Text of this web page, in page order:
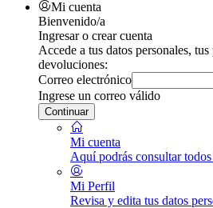
Mi cuenta
Bienvenido/a
Ingresar o crear cuenta
Accede a tus datos personales,
devoluciones:
Correo electrónico
Ingrese un correo válido
Continuar
Mi cuenta
Aquí podrás consultar
Mi Perfil
Revisa y edita tus datos